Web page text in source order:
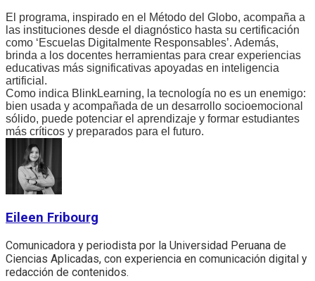
El programa, inspirado en el Método del Globo, acompaña a
las instituciones desde el diagnóstico hasta su certificación
como ‘Escuelas Digitalmente Responsables’. Además,
brinda a los docentes herramientas para crear experiencias
educativas más significativas apoyadas en inteligencia
artificial.
Como indica BlinkLearning, la tecnología no es un enemigo:
bien usada y acompañada de un desarrollo socioemocional
sólido, puede potenciar el aprendizaje y formar estudiantes
más críticos y preparados para el futuro.
Eileen Fribourg
Comunicadora y periodista por la Universidad Peruana de
Ciencias Aplicadas, con experiencia en comunicación digital y
redacción de contenidos.